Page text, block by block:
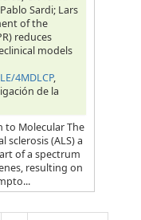
Sardi; Lars
of the
reduces
models
4MDLCP,
de la
to Molecular The
sclerosis (ALS) a
of a spectrum
resulting on